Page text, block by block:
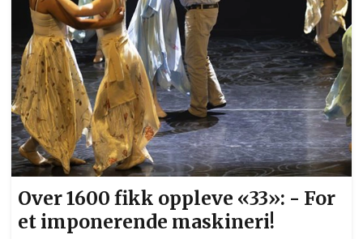
Over 1600 fikk oppleve «33»: - For
et imponerende maskineri!